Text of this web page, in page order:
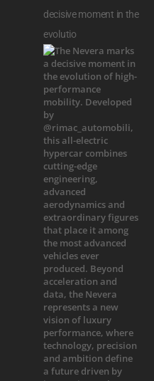
decisive moment in the
evolutio